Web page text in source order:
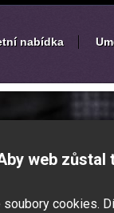
nabídka
svatbu,
Pak jste
web zůstal
cookies.